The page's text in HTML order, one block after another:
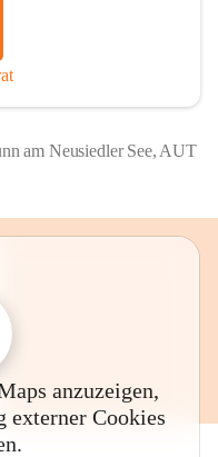
am Neusiedler See, AUT
anzuzeigen,
externer Cookies